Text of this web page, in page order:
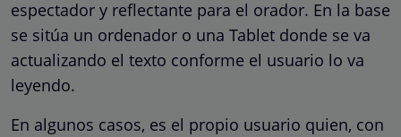
espectador y reflectante para el orador. En la base
se sitúa un ordenador o una Tablet donde se va
actualizando el texto conforme el usuario lo va
leyendo.
En algunos casos, es el propio usuario quien, con